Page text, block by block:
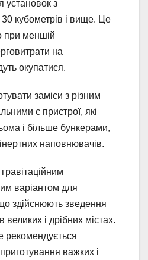
установок з
30 кубометрів і вище. Це
при меншій
на
окупатися.
заміси з різним
є пристрої, які
і більше бункерами,
наповнювачів.
варіантом для
здійснюють зведення
великих і дрібних містах.
рекомендується
важких і